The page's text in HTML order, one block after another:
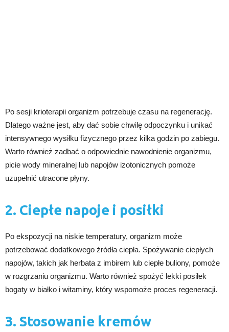
Po sesji krioterapii organizm potrzebuje czasu na regenerację.
Dlatego ważne jest, aby dać sobie chwilę odpoczynku i unikać
intensywnego wysiłku fizycznego przez kilka godzin po zabiegu.
Warto również zadbać o odpowiednie nawodnienie organizmu,
picie wody mineralnej lub napojów izotonicznych pomoże
uzupełnić utracone płyny.
2. Ciepłe napoje i posiłki
Po ekspozycji na niskie temperatury, organizm może
potrzebować dodatkowego źródła ciepła. Spożywanie ciepłych
napojów, takich jak herbata z imbirem lub ciepłe buliony, pomoże
w rozgrzaniu organizmu. Warto również spożyć lekki posiłek
bogaty w białko i witaminy, który wspomoże proces regeneracji.
3. Stosowanie kremów